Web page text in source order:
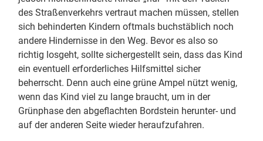
des Straßenverkehrs vertraut machen müssen, stellen
sich behinderten Kindern oftmals buchstäblich noch
andere Hindernisse in den Weg. Bevor es also so
richtig losgeht, sollte sichergestellt sein, dass das Kind
ein eventuell erforderliches Hilfsmittel sicher
beherrscht. Denn auch eine grüne Ampel nützt wenig,
wenn das Kind viel zu lange braucht, um in der
Grünphase den abgeflachten Bordstein herunter- und
auf der anderen Seite wieder heraufzufahren.